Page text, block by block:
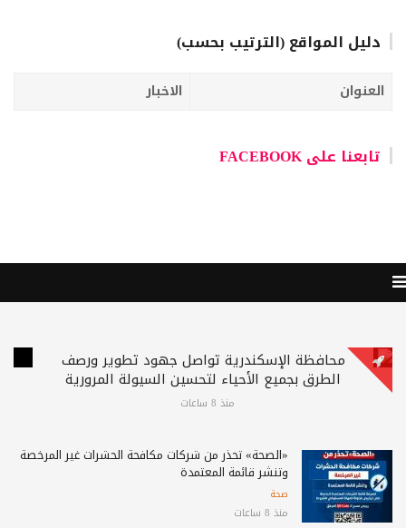
دليل المواقع (الترتيب بحسب)
العنوان الاخبار
تابعنا على FACEBOOK
محافظة الإسكندرية تواصل جهود تطوير ورصف
الطرق بجميع الأحياء لتحسين السيولة المرورية
منذ 8 ساعات
«الصحة» تحذر من شركات مكافحة الحشرات غير المرخصة
وتنشر قائمة المعتمدة
صحة
منذ 8 ساعات